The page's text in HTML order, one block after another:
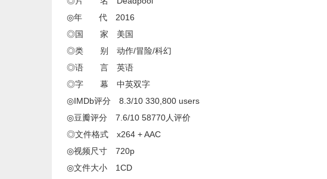
◎年 代 2016
◎国 家 美国
◎类 别 动作/冒险/科幻
◎语 言 英语
◎字 幕 中英双字
◎IMDb评分 8.3/10 330,800 users
◎豆瓣评分 7.6/10 58770人评价
◎文件格式 x264 + AAC
◎视频尺寸 720p
◎文件大小 1CD